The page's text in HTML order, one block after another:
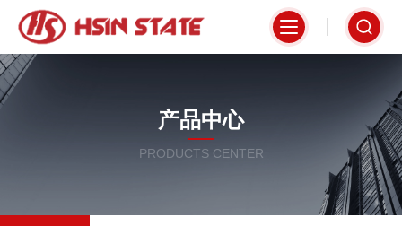
产品中心
PRODUCTS CENTER